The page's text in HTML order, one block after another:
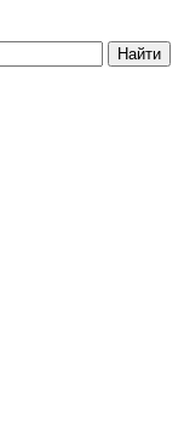
Найти